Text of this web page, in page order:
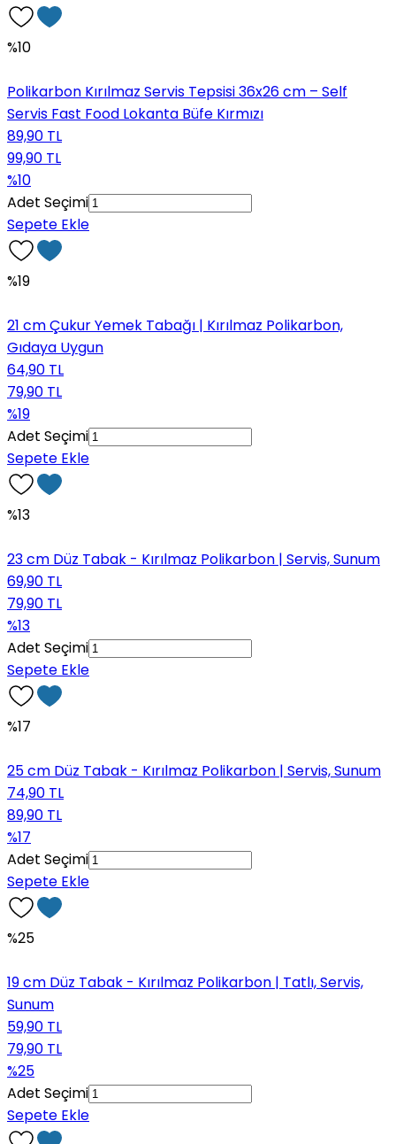
%10
Polikarbon Kırılmaz Servis Tepsisi 36x26 cm – Self
Servis Fast Food Lokanta Büfe Kırmızı
89,90 TL
99,90 TL
%10
Adet Seçimi
Sepete Ekle
%19
21 cm Çukur Yemek Tabağı | Kırılmaz Polikarbon,
Gıdaya Uygun
64,90 TL
79,90 TL
%19
Adet Seçimi
Sepete Ekle
%13
23 cm Düz Tabak - Kırılmaz Polikarbon | Servis, Sunum
69,90 TL
79,90 TL
%13
Adet Seçimi
Sepete Ekle
%17
25 cm Düz Tabak - Kırılmaz Polikarbon | Servis, Sunum
74,90 TL
89,90 TL
%17
Adet Seçimi
Sepete Ekle
%25
19 cm Düz Tabak - Kırılmaz Polikarbon | Tatlı, Servis,
Sunum
59,90 TL
79,90 TL
%25
Adet Seçimi
Sepete Ekle